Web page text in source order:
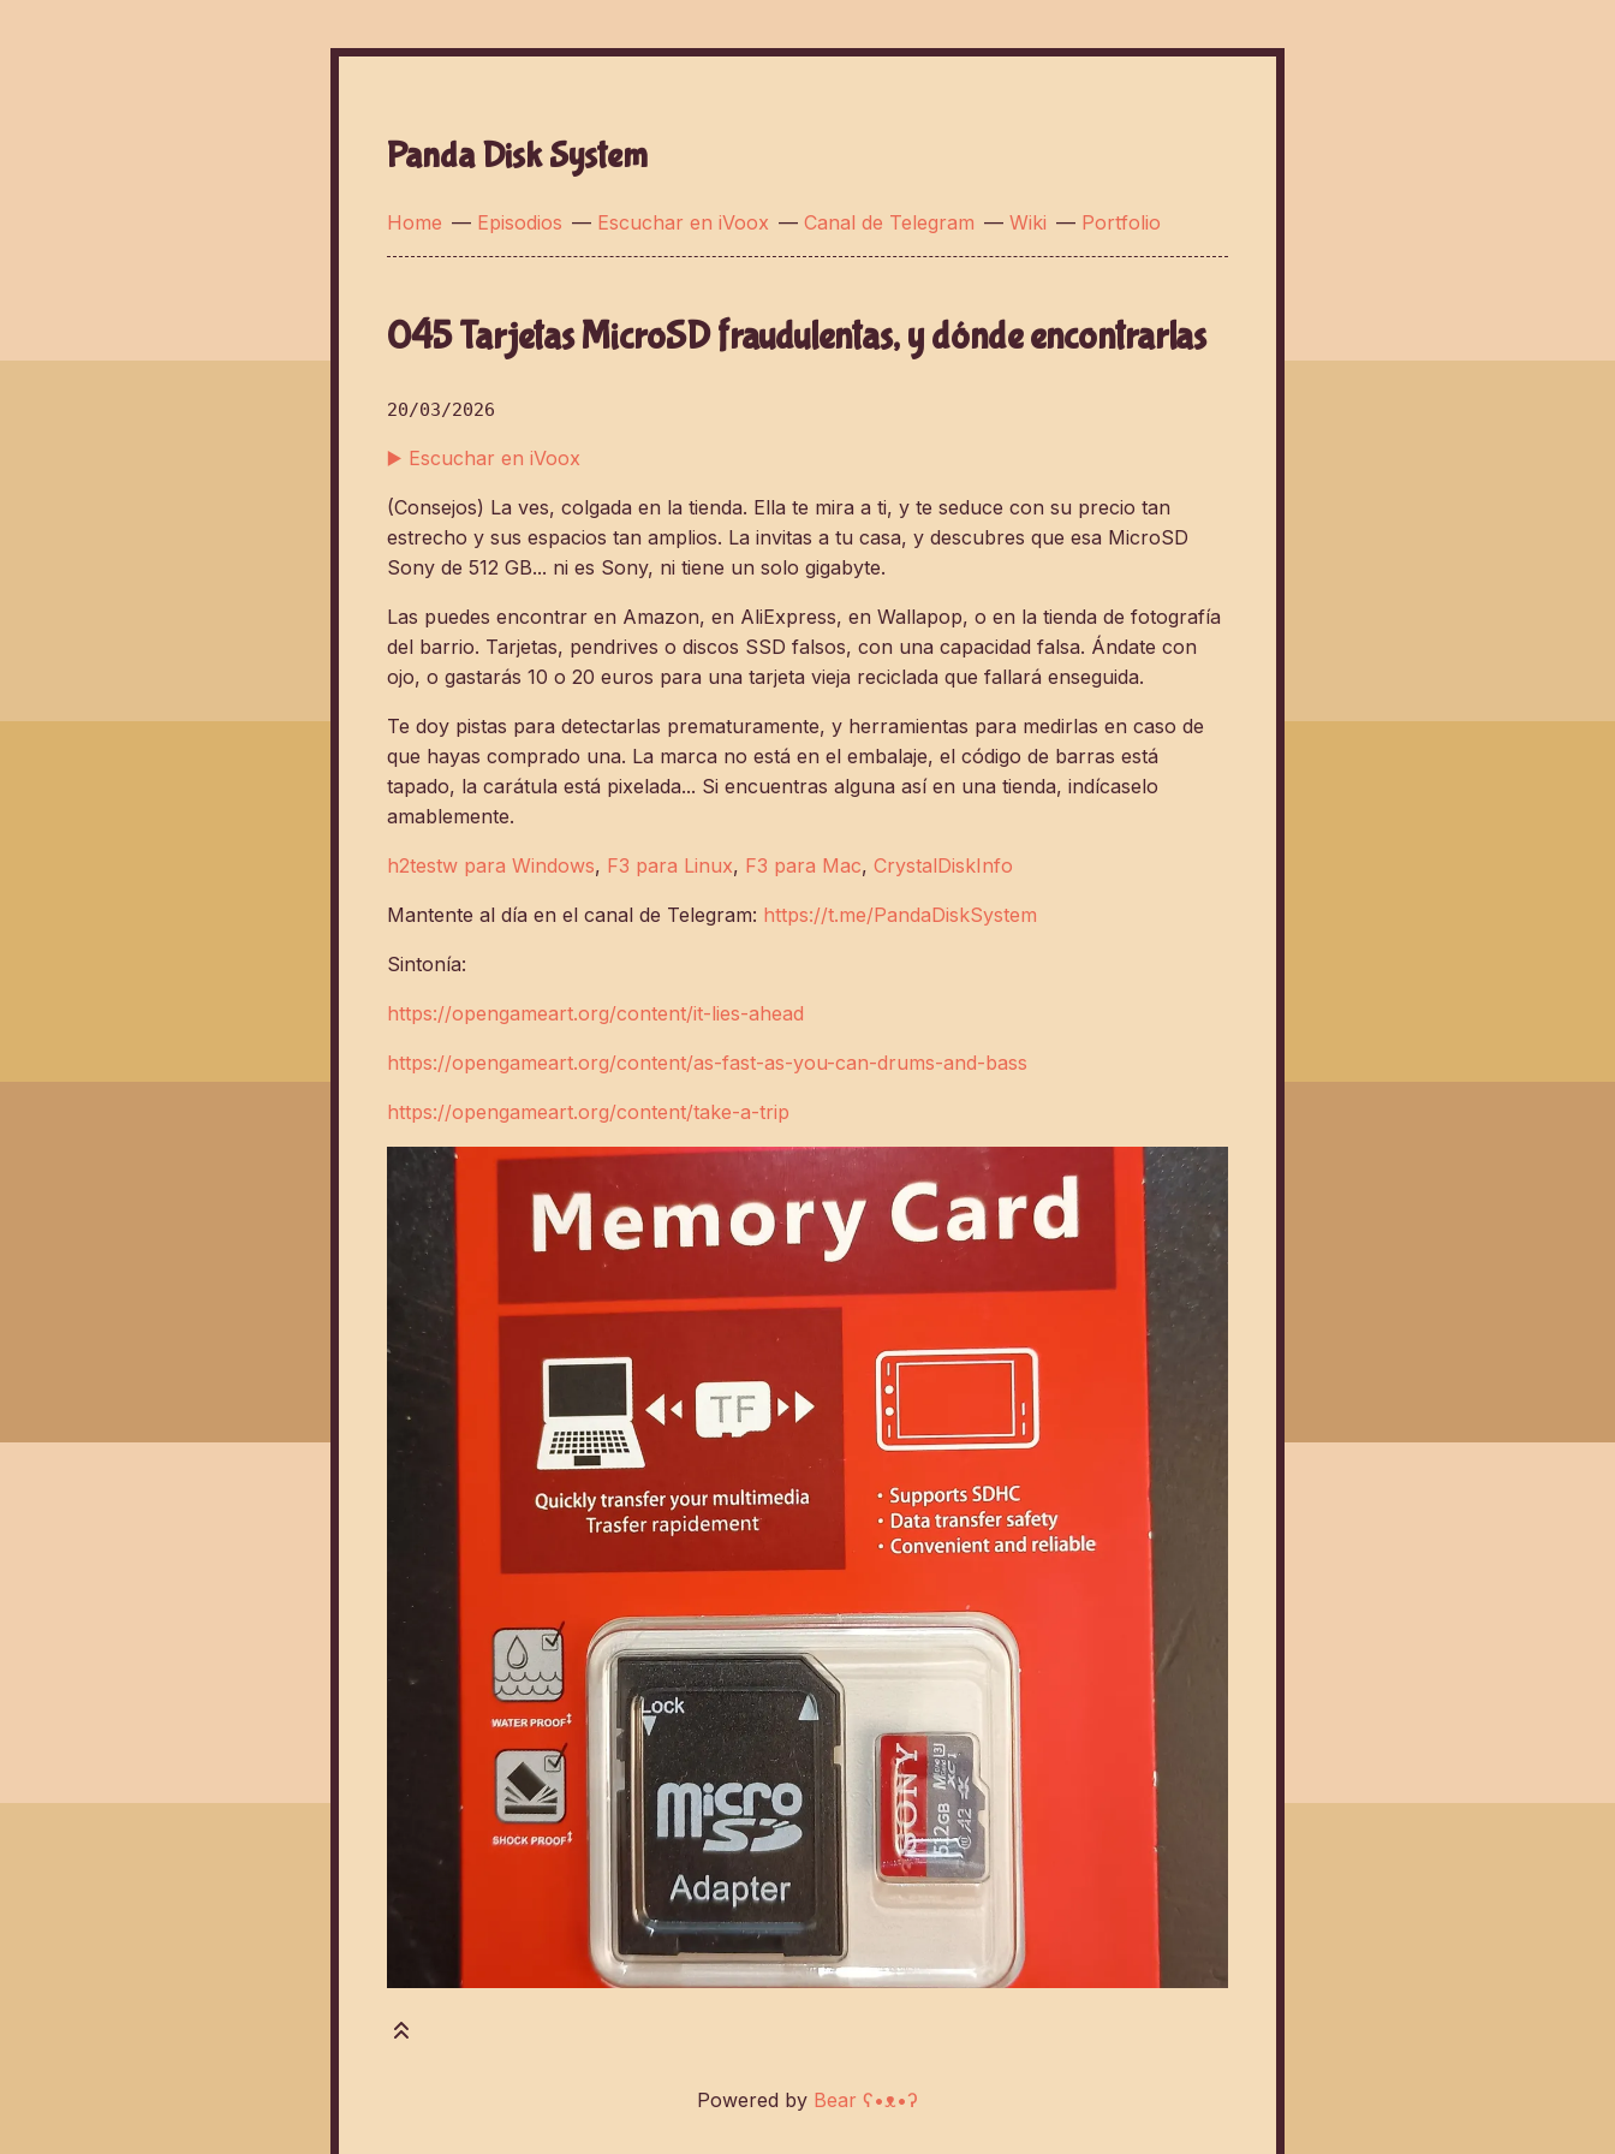
Panda Disk System
Home — Episodios — Escuchar en iVoox — Canal de Telegram — Wiki — Portfolio
045 Tarjetas MicroSD fraudulentas, y dónde encontrarlas
20/03/2026
▶️ Escuchar en iVoox
(Consejos) La ves, colgada en la tienda. Ella te mira a ti, y te seduce con su precio tan
estrecho y sus espacios tan amplios. La invitas a tu casa, y descubres que esa MicroSD
Sony de 512 GB... ni es Sony, ni tiene un solo gigabyte.
Las puedes encontrar en Amazon, en AliExpress, en Wallapop, o en la tienda de fotografía
del barrio. Tarjetas, pendrives o discos SSD falsos, con una capacidad falsa. Ándate con
ojo, o gastarás 10 o 20 euros para una tarjeta vieja reciclada que fallará enseguida.
Te doy pistas para detectarlas prematuramente, y herramientas para medirlas en caso de
que hayas comprado una. La marca no está en el embalaje, el código de barras está
tapado, la carátula está pixelada... Si encuentras alguna así en una tienda, indícaselo
amablemente.
h2testw para Windows, F3 para Linux, F3 para Mac, CrystalDiskInfo
Mantente al día en el canal de Telegram: https://t.me/PandaDiskSystem
Sintonía:
https://opengameart.org/content/it-lies-ahead
https://opengameart.org/content/as-fast-as-you-can-drums-and-bass
https://opengameart.org/content/take-a-trip
Powered by Bear ʕ•ᴥ•ʔ